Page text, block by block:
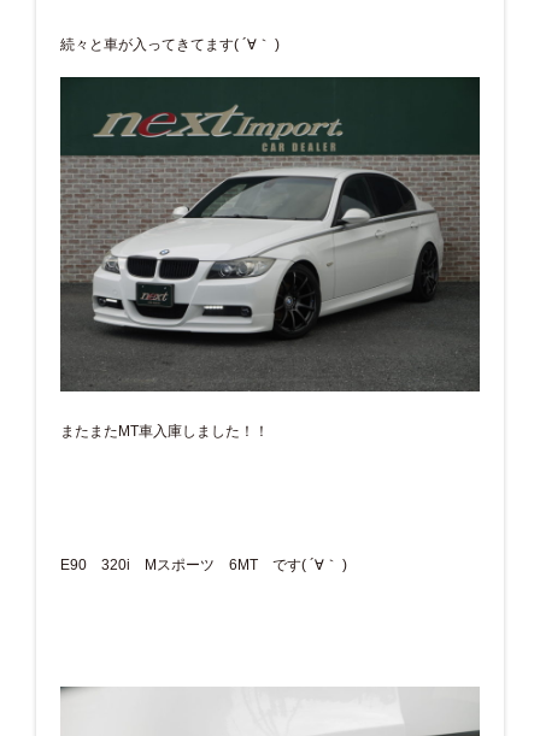
続々と車が入ってきてます( ´∀｀ )
またまたMT車入庫しました！！
E90 320i Mスポーツ 6MT です( ´∀｀ )